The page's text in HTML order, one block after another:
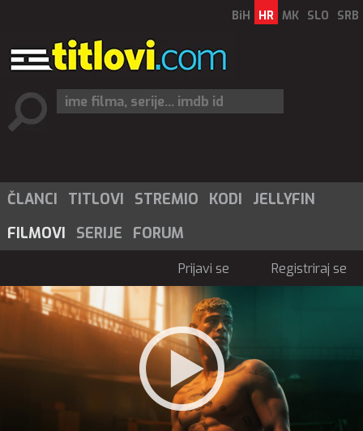
BiH HR MK SLO SRB
ČLANCI TITLOVI STREMIO KODI
JELLYFIN
FILMOVI
SERIJE FORUM
Prijavi se Registriraj se